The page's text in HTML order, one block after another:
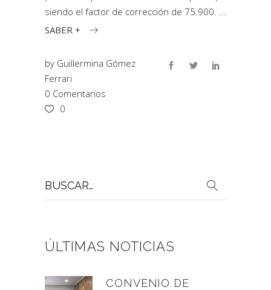
siendo el factor de corrección de 75.900.
SABER +
by Guillermina Gómez
Ferrari
0 Comentarios
0
por:
ÚLTIMAS NOTICIAS
CONVENIO DE